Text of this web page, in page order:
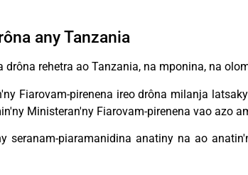
any Tanzania
rehetra ao Tanzania, na mponina, na
Fiarovam-pirenena ireo drôna milanja
Ministeran'ny Fiarovam-pirenena vao azo
piaramanidina anatiny na ao